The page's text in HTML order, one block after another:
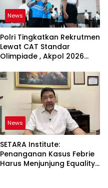
News
Polri Tingkatkan Rekrutmen
Lewat CAT Standar
Olimpiade , Akpol 2026
News
SETARA Institute:
Penanganan Kasus Febrie
Harus Menjunjung Equality